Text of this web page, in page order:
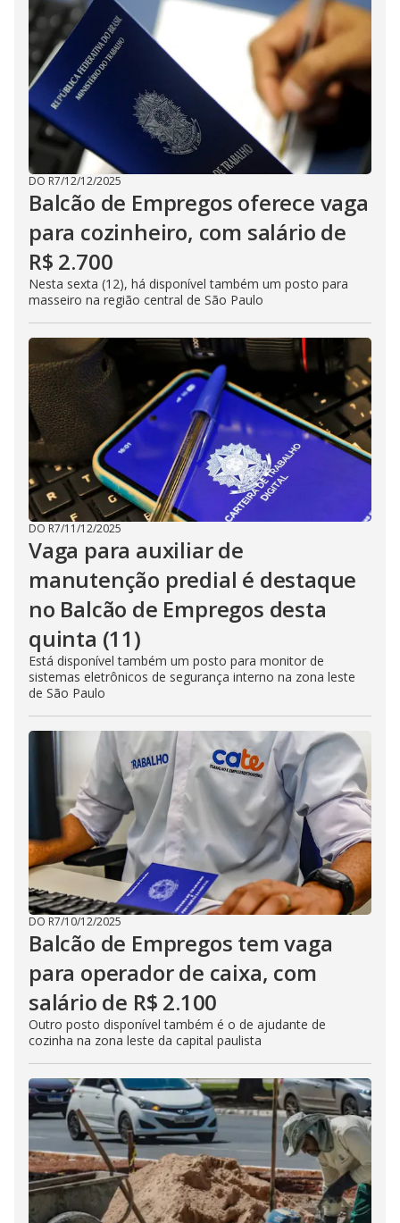
DO R7/12/12/2025
Balcão de Empregos oferece vaga
para cozinheiro, com salário de
R$ 2.700
Nesta sexta (12), há disponível também um posto para
masseiro na região central de São Paulo
DO R7/11/12/2025
Vaga para auxiliar de
manutenção predial é destaque
no Balcão de Empregos desta
quinta (11)
Está disponível também um posto para monitor de
sistemas eletrônicos de segurança interno na zona leste
de São Paulo
DO R7/10/12/2025
Balcão de Empregos tem vaga
para operador de caixa, com
salário de R$ 2.100
Outro posto disponível também é o de ajudante de
cozinha na zona leste da capital paulista